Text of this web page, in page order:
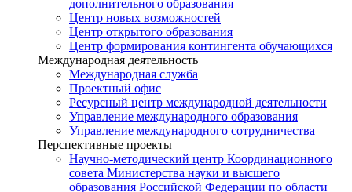
дополнительного образования
Центр новых возможностей
Центр открытого образования
Центр формирования контингента обучающихся
Международная деятельность
Международная служба
Проектный офис
Ресурсный центр международной деятельности
Управление международного образования
Управление международного сотрудничества
Перспективные проекты
Научно-методический центр Координационного
совета Министерства науки и высшего
образования Российской Федерации по области